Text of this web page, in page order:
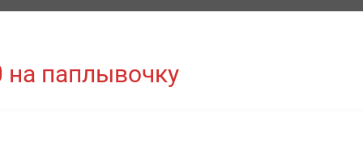
на паплывочку